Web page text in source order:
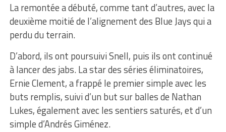
La remontée a débuté, comme tant d’autres, avec la
deuxième moitié de l’alignement des Blue Jays qui a
perdu du terrain.
D’abord, ils ont poursuivi Snell, puis ils ont continué
à lancer des jabs. La star des séries éliminatoires,
Ernie Clement, a frappé le premier simple avec les
buts remplis, suivi d’un but sur balles de Nathan
Lukes, également avec les sentiers saturés, et d’un
simple d’Andrés Giménez.